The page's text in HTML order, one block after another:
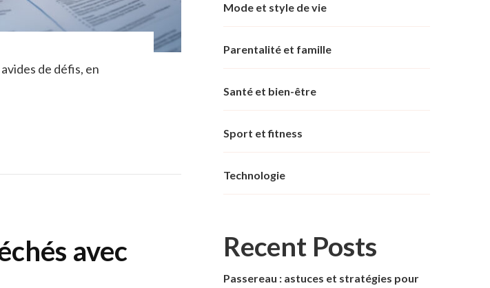
de défis, en
avec
Mode et style de vie
Parentalité et famille
Santé et bien-être
Sport et fitness
Technologie
Recent Posts
Passereau : astuces et stratégies pour